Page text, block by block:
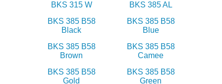
BKS 315 W
BKS 385 AL
BKS 385 B58
Black
BKS 385 B58
Blue
BKS 385 B58
Brown
BKS 385 B58
Camee
BKS 385 B58
Gold
BKS 385 B58
Green